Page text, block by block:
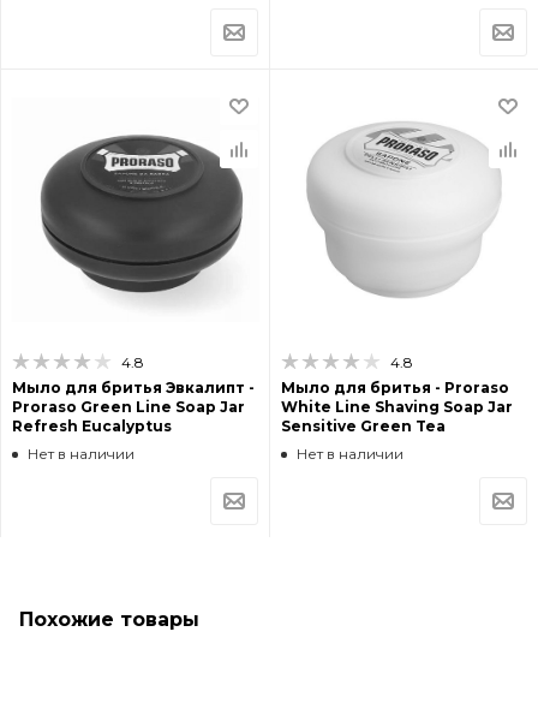
4.8
Мыло для бритья Эвкалипт -
Proraso Green Line Soap Jar
Refresh Eucalyptus
Нет в наличии
4.8
Мыло для бритья - Proraso
White Line Shaving Soap Jar
Sensitive Green Tea
Нет в наличии
Похожие товары